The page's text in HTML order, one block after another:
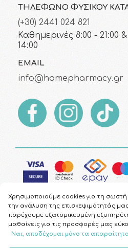
ΤΗΛΈΦΩΝΟ ΦΥΣΙΚΟΎ
(+30) 2441 024 821
Καθημερινές 8:00 - 21:00
14:00
EMAIL
info@homepharmacy.gr
Copyright © 2026
Χρησιμοποιούμε cookies για τη σωστή
την ανάλυση της επισκεψιμότητάς
παρέχουμε εξατομικευμένη
μαθαίνεις για τις προσφορές μας
Ναι, αποδέχομαι μόνο τα